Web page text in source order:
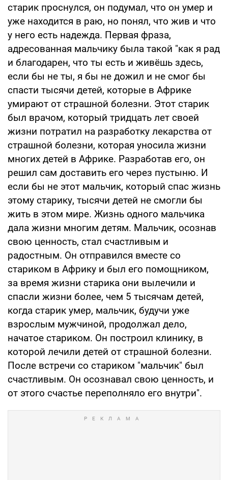
старик проснулся, он подумал, что он умер и
уже находится в раю, но понял, что жив и что
у него есть надежда. Первая фраза,
адресованная мальчику была такой "как я рад
и благодарен, что ты есть и живёшь здесь,
если бы не ты, я бы не дожил и не смог бы
спасти тысячи детей, которые в Африке
умирают от страшной болезни. Этот старик
был врачом, который тридцать лет своей
жизни потратил на разработку лекарства от
страшной болезни, которая уносила жизни
многих детей в Африке. Разработав его, он
решил сам доставить его через пустыню. И
если бы не этот мальчик, который спас жизнь
этому старику, тысячи детей не смогли бы
жить в этом мире. Жизнь одного мальчика
дала жизни многим детям. Мальчик, осознав
свою ценность, стал счастливым и
радостным. Он отправился вместе со
стариком в Африку и был его помощником,
за время жизни старика они вылечили и
спасли жизни более, чем 5 тысячам детей,
когда старик умер, мальчик, будучи уже
взрослым мужчиной, продолжал дело,
начатое стариком. Он построил клинику, в
которой лечили детей от страшной болезни.
После встречи со стариком "мальчик" был
счастливым. Он осознавал свою ценность, и
от этого счастье переполняло его внутри".